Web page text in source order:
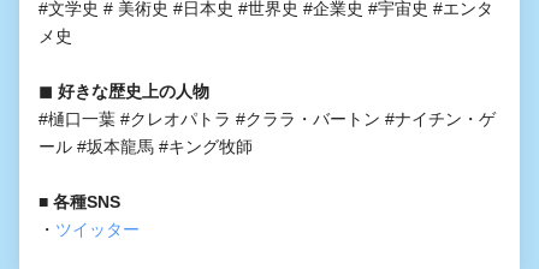
#文学史 # 美術史 #日本史 #世界史 #企業史 #宇宙史 #エンタ
メ史
◼︎ 好きな歴史上の人物
#樋口一葉 #クレオパトラ #クララ・バートン #ナイチン・ゲ
ール #坂本龍馬 #キング牧師
■ 各種SNS
・ ツイッター